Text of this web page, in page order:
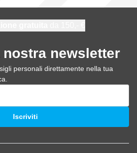
newsletter
personali direttamente nella tua
Iscriviti